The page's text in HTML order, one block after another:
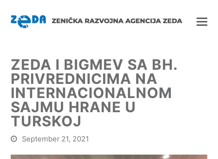
ZEDA I BIGMEV SA BH.
PRIVREDNICIMA NA
INTERNACIONALNOM
SAJMU HRANE U
TURSKOJ
September 21, 2021